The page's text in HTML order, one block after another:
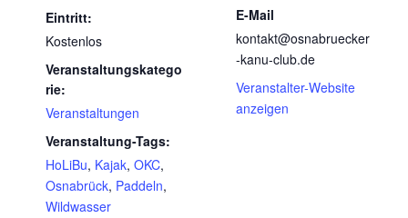
Eintritt:
Kostenlos
Veranstaltungskatego
rie:
Veranstaltungen
Veranstaltung-Tags:
HoLiBu, Kajak, OKC,
Osnabrück, Paddeln,
Wildwasser
E-Mail
kontakt@osnabruecker
-kanu-club.de
Veranstalter-Website
anzeigen